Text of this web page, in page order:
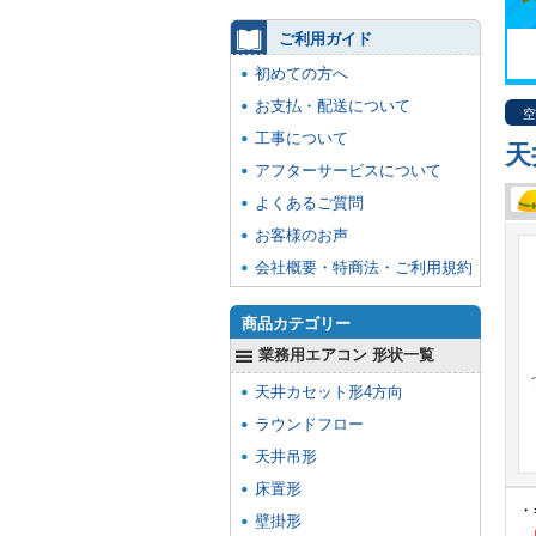
ご利用ガイド
初めての方へ
お支払・配送について
工事について
アフターサービスについて
よくあるご質問
お客様のお声
会社概要・特商法・ご利用規約
商品カテゴリー
業務用エアコン 形状一覧
天井カセット形4方向
ラウンドフロー
天井吊形
床置形
壁掛形